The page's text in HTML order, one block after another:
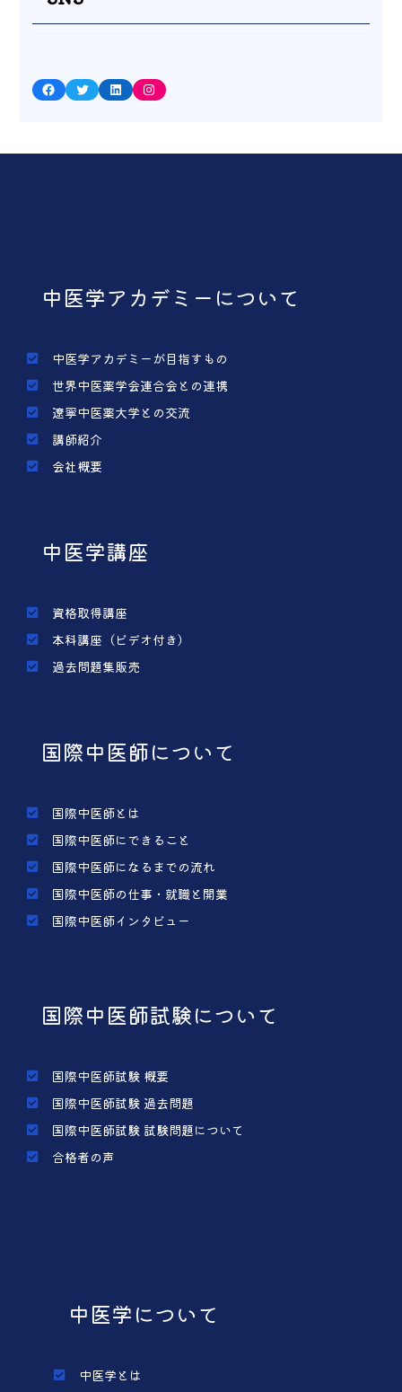
Facebook Twitter LinkedIn Instagram
中医学アカデミーについて
中医学アカデミーが目指すもの
世界中医薬学会連合会との連携
遼寧中医薬大学との交流
講師紹介
会社概要
中医学講座
資格取得講座
本科講座（ビデオ付き）
過去問題集販売
国際中医師について
国際中医師とは
国際中医師にできること
国際中医師になるまでの流れ
国際中医師の仕事・就職と開業
国際中医師インタビュー
国際中医師試験について
国際中医師試験 概要
国際中医師試験 過去問題
国際中医師試験 試験問題について
合格者の声
中医学について
中医学とは